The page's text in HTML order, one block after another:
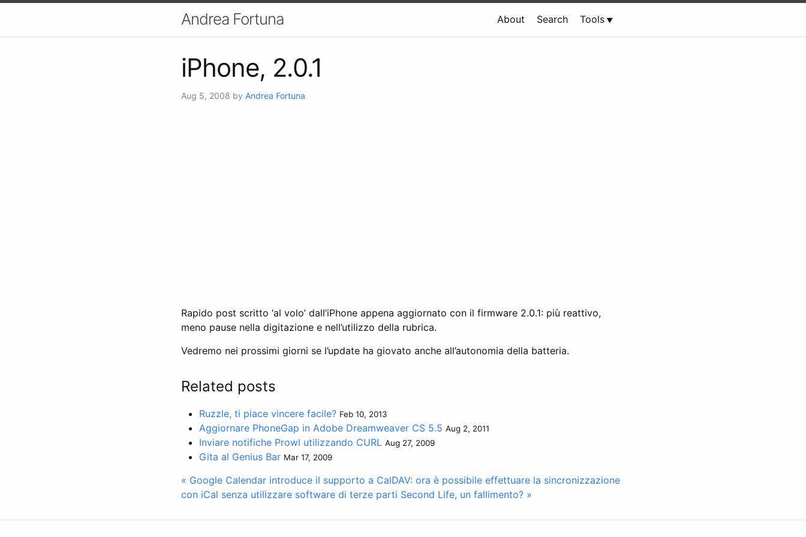
Andrea Fortuna About Search Tools
iPhone, 2.0.1
Aug 5, 2008 by Andrea Fortuna
Rapido post scritto ‘al volo’ dall’iPhone appena aggiornato con il firmware 2.0.1: più reattivo,
meno pause nella digitazione e nell’utilizzo della rubrica.
Vedremo nei prossimi giorni se l’update ha giovato anche all’autonomia della batteria.
Related posts
Ruzzle, ti piace vincere facile? Feb 10, 2013
Aggiornare PhoneGap in Adobe Dreamweaver CS 5.5 Aug 2, 2011
Inviare notifiche Prowl utilizzando CURL Aug 27, 2009
Gita al Genius Bar Mar 17, 2009
« Google Calendar introduce il supporto a CalDAV: ora è possibile effettuare la sincronizzazione
con iCal senza utilizzare software di terze parti Second Life, un fallimento? »